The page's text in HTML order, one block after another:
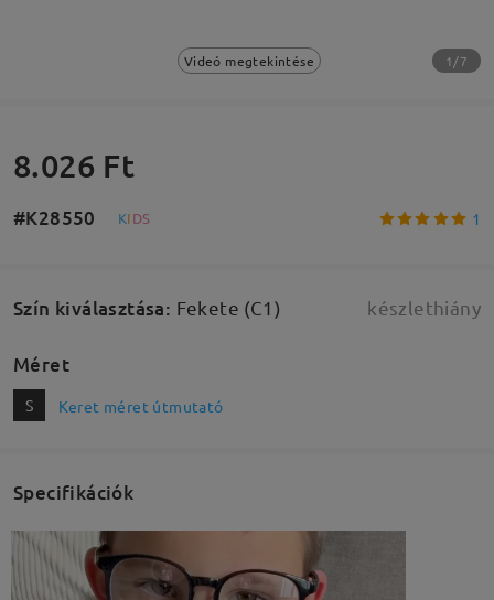
Videó megtekintése 1/7
8.026 Ft
#K28550 KIDS 1
Szín kiválasztása: Fekete (C1) készlethiány
Méret
S Keret méret útmutató
Specifikációk